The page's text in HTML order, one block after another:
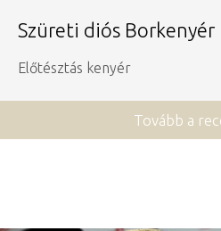
Szüreti diós Borkenyér
Előtésztás kenyér
Tovább a